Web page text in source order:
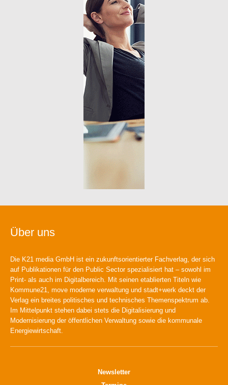
Über uns
Die K21 media GmbH ist ein zukunftsorientierter Fachverlag, der sich
auf Publikationen für den Public Sector spezialisiert hat – sowohl im
Print- als auch im Digitalbereich. Mit seinen etablierten Titeln wie
Kommune21, move moderne verwaltung und stadt+werk deckt der
Verlag ein breites politisches und technisches Themenspektrum ab.
Im Mittelpunkt stehen dabei stets die Digitalisierung und
Modernisierung der öffentlichen Verwaltung sowie die kommunale
Energiewirtschaft.
Newsletter